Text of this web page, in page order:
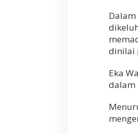
dinilai
​Eka
dalam